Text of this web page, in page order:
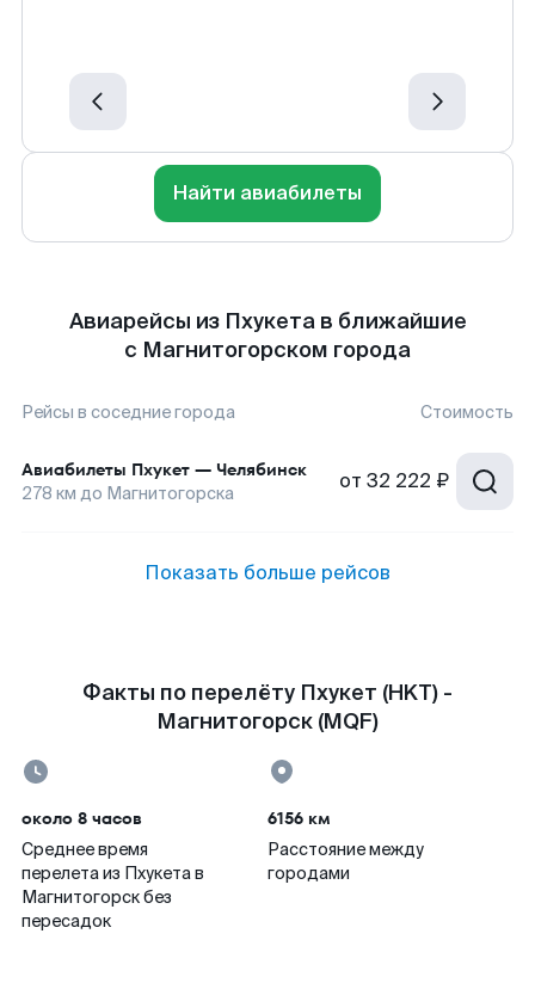
Найти авиабилеты
Авиарейсы из Пхукета в ближайшие
с Магнитогорском города
Рейсы в соседние города Стоимость
Авиабилеты Пхукет — Челябинск
278 км до Магнитогорска от 32 222 ₽
Показать больше рейсов
Факты по перелёту Пхукет (HKT) -
Магнитогорск (MQF)
около 8 часов
Среднее время
перелета из Пхукета в
Магнитогорск без
пересадок
6156 км
Расстояние между
городами